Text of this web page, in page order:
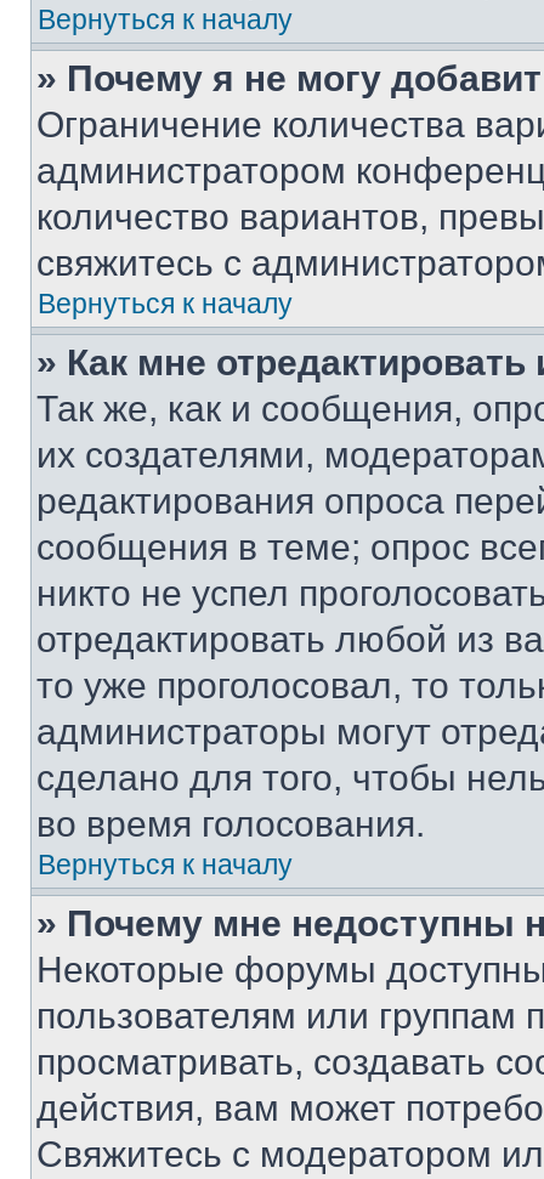
Вернуться к началу
» Почему я не могу
Ограничение количества
администратором
количество вариантов,
свяжитесь с
Вернуться к началу
» Как мне
Так же, как и сообщения,
их создателями,
редактирования опроса
сообщения в теме; опрос
никто не успел
отредактировать любой из
то уже проголосовал, то
администраторы могут
сделано для того, чтобы
во время голосования.
Вернуться к началу
» Почему мне недоступны
Некоторые форумы
пользователям или группам
просматривать, создавать
действия, вам может
Свяжитесь с модератором